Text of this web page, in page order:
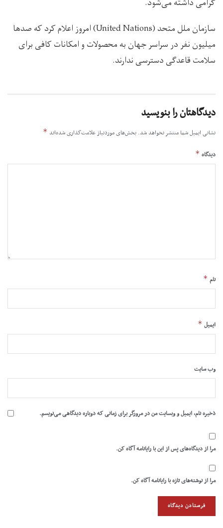
سازمان ملل متحد (United Nations) امروز اعلام کرد که صدها
میلیون نفر در سراسر جهان به محصولات و امکانات کافی برای
سلامت قاعدگی دسترسی ندارند.
دیدگاهتان را بنویسید
نشانی ایمیل شما منتشر نخواهد شد. بخش‌های موردنیاز علامت‌گذاری شده‌اند *
دیدگاه *
نام *
ایمیل *
وب‌ سایت
ذخیره نام، ایمیل و وبسایت من در مرورگر برای زمانی که دوباره دیدگاهی می‌نویسم.
مرا از دیدگاه‌های پس از این با رایانامه آگاه کن.
مرا از نوشته‌های تازه با رایانامه آگاه کن.